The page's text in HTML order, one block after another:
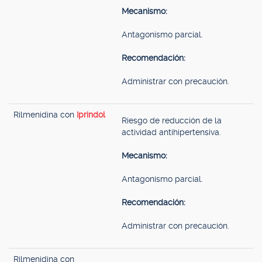
Mecanismo:
Antagonismo parcial.
Recomendación:
Administrar con precaución.
Rilmenidina con Iprindol
Riesgo de reducción de la
actividad antihipertensiva.
Mecanismo:
Antagonismo parcial.
Recomendación:
Administrar con precaución.
Rilmenidina con